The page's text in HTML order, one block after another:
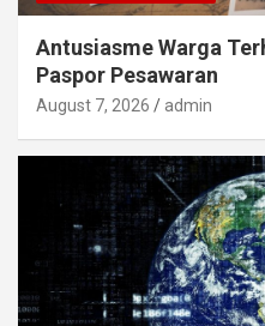
Antusiasme Warga
Paspor Pesawaran
August 7, 2026 admin